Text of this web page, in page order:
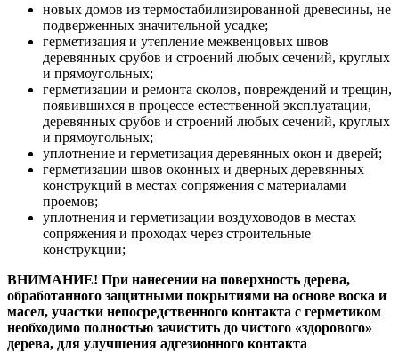
новых домов из термостабилизированной древесины, не
подверженных значительной усадке;
герметизация и утепление межвенцовых швов
деревянных срубов и строений любых сечений, круглых
и прямоугольных;
герметизации и ремонта сколов, повреждений и трещин,
появившихся в процессе естественной эксплуатации,
деревянных срубов и строений любых сечений, круглых
и прямоугольных;
уплотнение и герметизация деревянных окон и дверей;
герметизации швов оконных и дверных деревянных
конструкций в местах сопряжения с материалами
проемов;
уплотнения и герметизации воздуховодов в местах
сопряжения и проходах через строительные
конструкции;
ВНИМАНИЕ! При нанесении на поверхность дерева,
обработанного защитными покрытиями на основе воска и
масел, участки непосредственного контакта с герметиком
необходимо полностью зачистить до чистого «здорового»
дерева, для улучшения адгезионного контакта